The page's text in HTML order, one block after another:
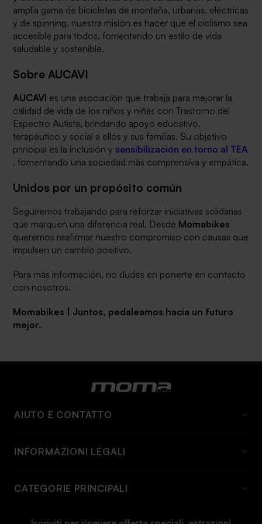
amplia gama de bicicletas de montaña, urbanas, eléctricas
y de spinning, nuestra misión es hacer que el ciclismo sea
accesible para todos, fomentando un estilo de vida
saludable y sostenible.
Sobre AUCAVI
AUCAVI es una asociación que trabaja para mejorar la
calidad de vida de los niños y niñas con Trastorno del
Espectro Autista, brindando apoyo educativo,
terapéutico y social a ellos y sus familias. Su objetivo
principal es la inclusión y sensibilización en torno al TEA
, fomentando una sociedad más comprensiva y empática.
Unidos por un propósito común
Seguiremos trabajando para reforzar iniciativas solidarias
que marquen una diferencia real. Desde Momabikes
queremos reafirmar nuestro compromiso con causas que
impulsen un cambio positivo.
Para más información, no dudes en ponerte en contacto
con nosotros.
Momabikes | Juntos, pedaleamos hacia un futuro
mejor.
AIUTO E CONTATTO
INFORMAZIONI LEGALI
Politica sui cookie
CATEGORIE PRINCIPALI